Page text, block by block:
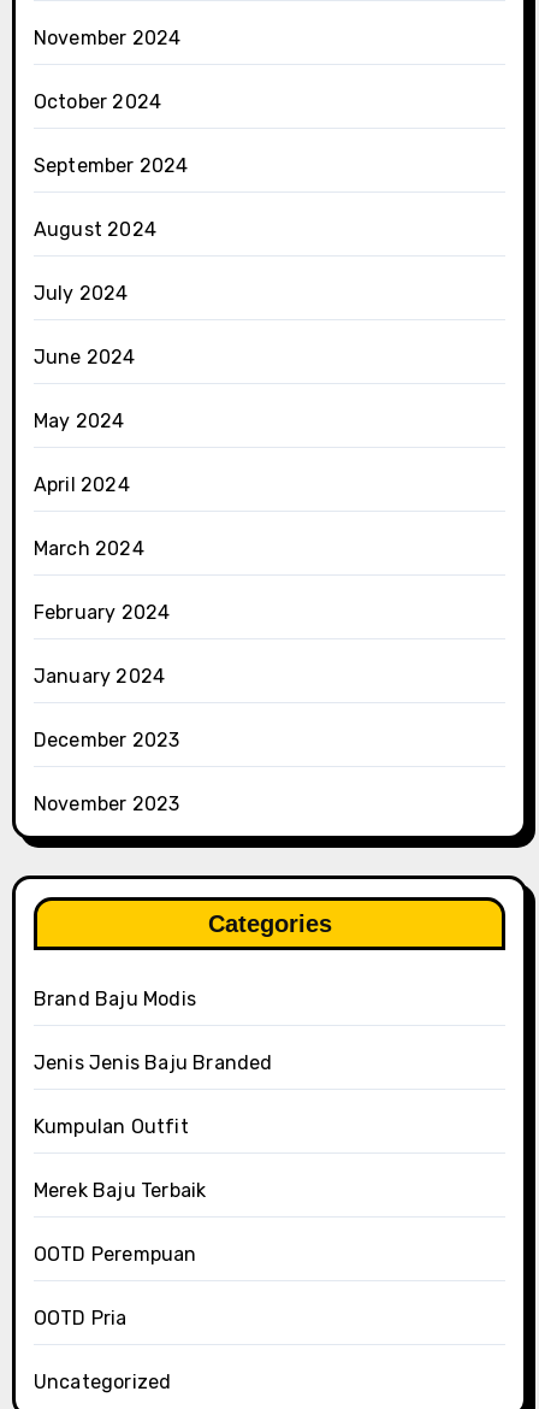
November 2024
October 2024
September 2024
August 2024
July 2024
June 2024
May 2024
April 2024
March 2024
February 2024
January 2024
December 2023
November 2023
Categories
Brand Baju Modis
Jenis Jenis Baju Branded
Kumpulan Outfit
Merek Baju Terbaik
OOTD Perempuan
OOTD Pria
Uncategorized